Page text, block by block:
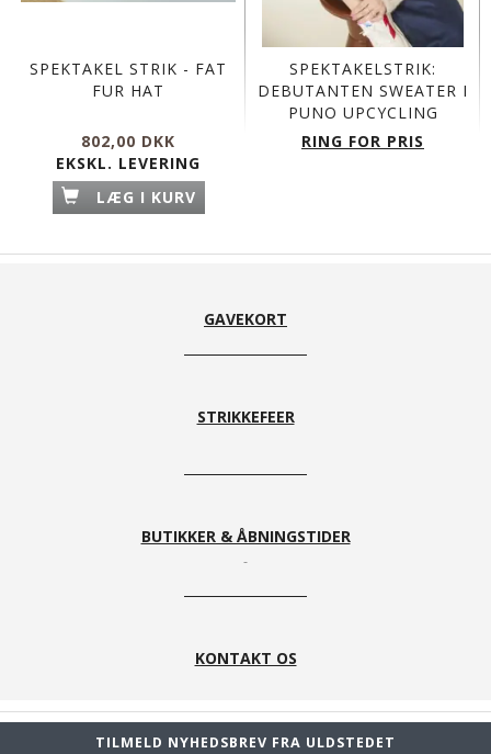
SPEKTAKEL STRIK - FAT
FUR HAT
802,00 DKK
EKSKL. LEVERING
LÆG I KURV
SPEKTAKELSTRIK:
DEBUTANTEN SWEATER I
PUNO UPCYCLING
RING FOR PRIS
GAVEKORT
STRIKKEFEER
BUTIKKER & ÅBNINGSTIDER
KONTAKT OS
TILMELD NYHEDSBREV FRA ULDSTEDET